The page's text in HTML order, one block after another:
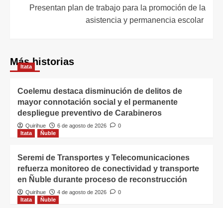
Presentan plan de trabajo para la promoción de la
asistencia y permanencia escolar
Más historias
Itata
Coelemu destaca disminución de delitos de
mayor connotación social y el permanente
despliegue preventivo de Carabineros
Quirihue 6 de agosto de 2026
0
Itata
Ñuble
Seremi de Transportes y Telecomunicaciones
refuerza monitoreo de conectividad y transporte
en Ñuble durante proceso de reconstrucción
Quirihue 4 de agosto de 2026
0
Itata
Ñuble